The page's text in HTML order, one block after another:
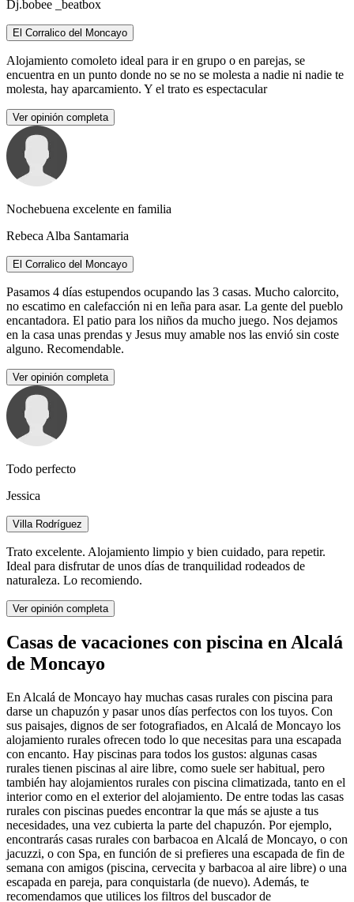
Dj.bobee _beatbox
El Corralico del Moncayo
Alojamiento comoleto ideal para ir en grupo o en parejas, se
encuentra en un punto donde no se no se molesta a nadie ni nadie te
molesta, hay aparcamiento. Y el trato es espectacular
Ver opinión completa
Nochebuena excelente en familia
Rebeca Alba Santamaria
El Corralico del Moncayo
Pasamos 4 días estupendos ocupando las 3 casas. Mucho calorcito,
no escatimo en calefacción ni en leña para asar. La gente del pueblo
encantadora. El patio para los niños da mucho juego. Nos dejamos
en la casa unas prendas y Jesus muy amable nos las envió sin coste
alguno. Recomendable.
Ver opinión completa
Todo perfecto
Jessica
Villa Rodríguez
Trato excelente. Alojamiento limpio y bien cuidado, para repetir.
Ideal para disfrutar de unos días de tranquilidad rodeados de
naturaleza. Lo recomiendo.
Ver opinión completa
Casas de vacaciones con piscina en Alcalá
de Moncayo
En Alcalá de Moncayo hay muchas casas rurales con piscina para
darse un chapuzón y pasar unos días perfectos con los tuyos. Con
sus paisajes, dignos de ser fotografiados, en Alcalá de Moncayo los
alojamiento rurales ofrecen todo lo que necesitas para una escapada
con encanto. Hay piscinas para todos los gustos: algunas casas
rurales tienen piscinas al aire libre, como suele ser habitual, pero
también hay alojamientos rurales con piscina climatizada, tanto en el
interior como en el exterior del alojamiento. De entre todas las casas
rurales con piscinas puedes encontrar la que más se ajuste a tus
necesidades, una vez cubierta la parte del chapuzón. Por ejemplo,
encontrarás casas rurales con barbacoa en Alcalá de Moncayo, o con
jacuzzi, o con Spa, en función de si prefieres una escapada de fin de
semana con amigos (piscina, cervecita y barbacoa al aire libre) o una
escapada en pareja, para conquistarla (de nuevo). Además, te
recomendamos que utilices los filtros del buscador de